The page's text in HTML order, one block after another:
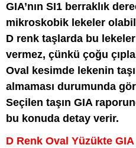
GIA’nın SI1 berraklık
mikroskobik lekeler
D renk taşlarda bu lekeler
vermez, çünkü çoğu
Oval kesimde lekenin
almaması durumunda
Seçilen taşın GIA
bu konuda detay verir.
D Renk Oval Yüzükte GIA